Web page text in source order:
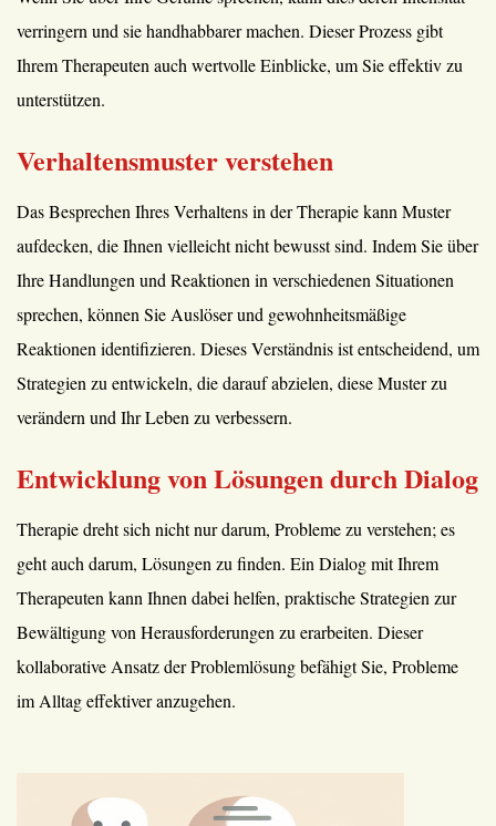
verringern und sie handhabbarer machen. Dieser Prozess gibt
Ihrem Therapeuten auch wertvolle Einblicke, um Sie effektiv zu
unterstützen.
Verhaltensmuster verstehen
Das Besprechen Ihres Verhaltens in der Therapie kann Muster
aufdecken, die Ihnen vielleicht nicht bewusst sind. Indem Sie über
Ihre Handlungen und Reaktionen in verschiedenen Situationen
sprechen, können Sie Auslöser und gewohnheitsmäßige
Reaktionen identifizieren. Dieses Verständnis ist entscheidend, um
Strategien zu entwickeln, die darauf abzielen, diese Muster zu
verändern und Ihr Leben zu verbessern.
Entwicklung von Lösungen durch Dialog
Therapie dreht sich nicht nur darum, Probleme zu verstehen; es
geht auch darum, Lösungen zu finden. Ein Dialog mit Ihrem
Therapeuten kann Ihnen dabei helfen, praktische Strategien zur
Bewältigung von Herausforderungen zu erarbeiten. Dieser
kollaborative Ansatz der Problemlösung befähigt Sie, Probleme
im Alltag effektiver anzugehen.